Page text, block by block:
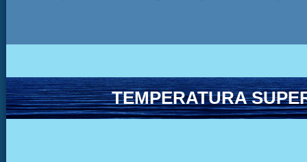
TEMPERATURA